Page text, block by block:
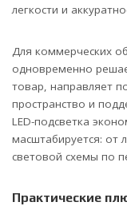
легкости и
Для коммерческих
одновременно
товар, направляет
пространство и
LED-подсветка
масштабируется: от
световой схемы по
Практические